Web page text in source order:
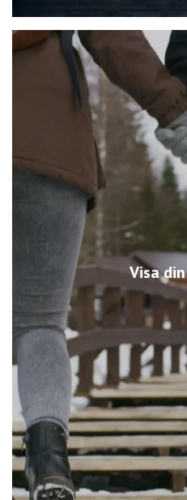
Visa